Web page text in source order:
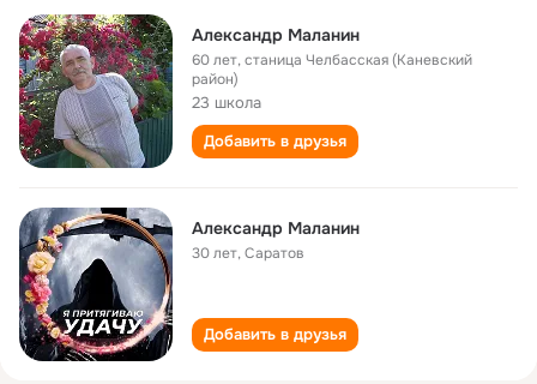
Александр Маланин
60 лет,станица Челбасская (Каневский
район)
23 школа
Добавить в друзья
Александр Маланин
30 лет,Саратов
Добавить в друзья